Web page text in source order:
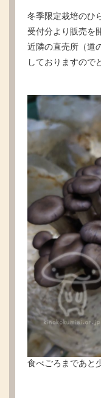
冬季限定栽培のひ
受付分より販売を
近隣の直売所（道
しておりますので
食べごろまであと